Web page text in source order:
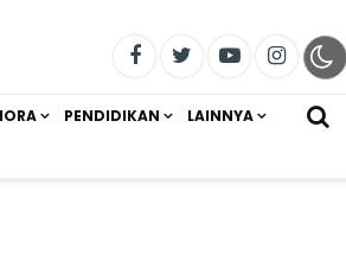
PENDIDIKAN LAINNYA